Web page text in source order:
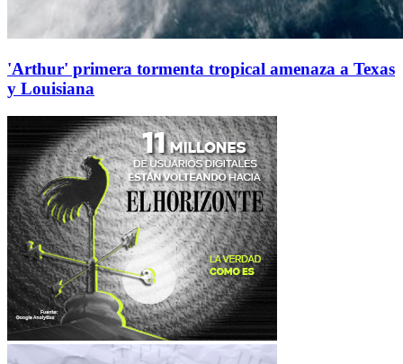
'Arthur' primera tormenta tropical amenaza a Texas
y Louisiana